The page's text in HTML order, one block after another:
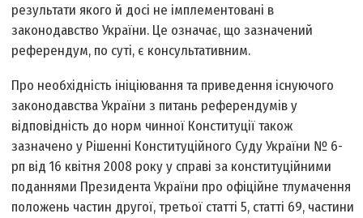
результати якого й досі не імплементовані в
законодавство України. Це означає, що зазначений
референдум, по суті, є консультативним.
Про необхідність ініціювання та приведення існуючого
законодавства України з питань референдумів у
відповідність до норм чинної Конституції також
зазначено у Рішенні Конституційного Суду України № 6-
рп від 16 квітня 2008 року у справі за конституційними
поданнями Президента України про офіційне тлумачення
положень частин другої, третьої статті 5, статті 69, частини